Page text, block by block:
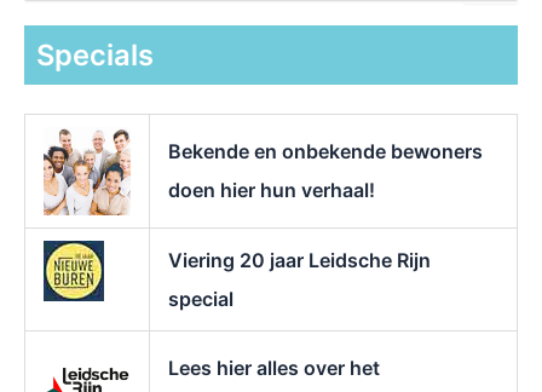
a
Specials
Bekende en onbekende bewoners
doen hier hun verhaal!
Viering 20 jaar Leidsche Rijn
special
Lees hier alles over het